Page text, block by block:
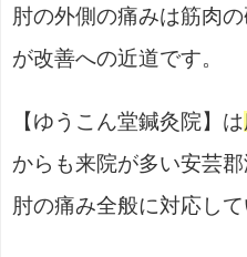
肘の外側の痛みは筋肉
が改善への近道です。
【ゆうこん堂鍼灸院】は
からも来院が多い安芸郡
肘の痛み全般に対応して